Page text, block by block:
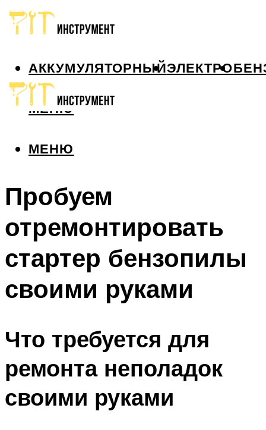
АККУМУЛЯТОРНЫЙЭЛЕКТРО
МЕНЮ
МЕНЮ
Пробуем
отремонтировать
стартер бензопилы
своими руками
Что требуется для
ремонта неполадок
своими руками